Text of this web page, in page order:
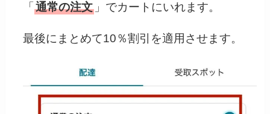
「通常の注文 」でカートにいれます。
最後にまとめて10％割引を適用させます。